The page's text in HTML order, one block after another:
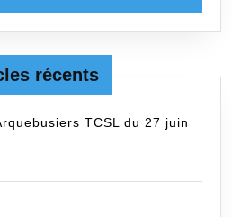
récents
TCSL du 27 juin